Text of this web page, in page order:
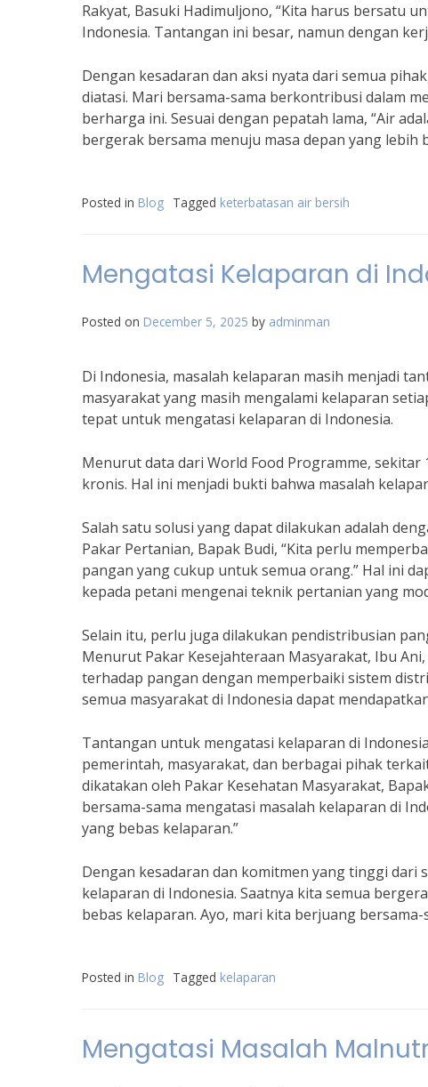
Rakyat, Basuki Hadimuljono, “Kita harus bersatu
Indonesia. Tantangan ini besar, namun dengan
Dengan kesadaran dan aksi nyata dari semua
diatasi. Mari bersama-sama berkontribusi dalam
berharga ini. Sesuai dengan pepatah lama, “Air
bergerak bersama menuju masa depan yang lebih
Posted in Blog Tagged keterbatasan air bersih
Mengatasi Kelaparan di
Posted on December 5, 2025 by adminman
Di Indonesia, masalah kelaparan masih menjadi
masyarakat yang masih mengalami kelaparan
tepat untuk mengatasi kelaparan di Indonesia.
Menurut data dari World Food Programme,
kronis. Hal ini menjadi bukti bahwa masalah
Salah satu solusi yang dapat dilakukan adalah
Pakar Pertanian, Bapak Budi, “Kita perlu
pangan yang cukup untuk semua orang.” Hal ini
kepada petani mengenai teknik pertanian yang
Selain itu, perlu juga dilakukan pendistribusian
Menurut Pakar Kesejahteraan Masyarakat, Ibu
terhadap pangan dengan memperbaiki sistem
semua masyarakat di Indonesia dapat
Tantangan untuk mengatasi kelaparan di
pemerintah, masyarakat, dan berbagai pihak
dikatakan oleh Pakar Kesehatan Masyarakat,
bersama-sama mengatasi masalah kelaparan di
yang bebas kelaparan.”
Dengan kesadaran dan komitmen yang tinggi dari
kelaparan di Indonesia. Saatnya kita semua
bebas kelaparan. Ayo, mari kita berjuang
Posted in Blog Tagged kelaparan
Mengatasi Masalah